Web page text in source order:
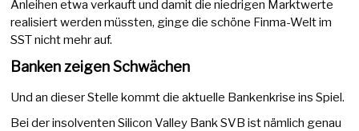
Anleihen etwa verkauft und damit die niedrigen Marktwerte
realisiert werden müssten, ginge die schöne Finma-Welt im
SST nicht mehr auf.
Banken zeigen Schwächen
Und an dieser Stelle kommt die aktuelle Bankenkrise ins Spiel.
Bei der insolventen Silicon Valley Bank SVB ist nämlich genau